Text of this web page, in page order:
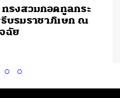
รงสวมกอดทูลกระ
บรมราชาภิเษก ณ
ฉัย